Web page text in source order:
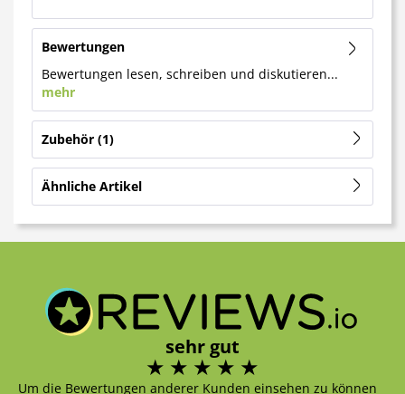
Bewertungen
Bewertungen lesen, schreiben und diskutieren...
mehr
Zubehör 1
Ähnliche Artikel
sehr gut
Um die Bewertungen anderer Kunden einsehen zu können